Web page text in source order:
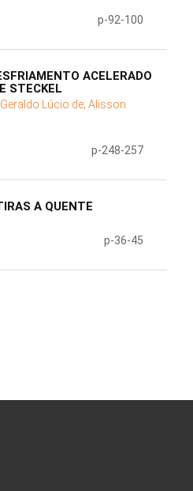
p-92-100
ACELERADO
STECKEL
Lúcio de; Alisson
p-248-257
A QUENTE
p-36-45